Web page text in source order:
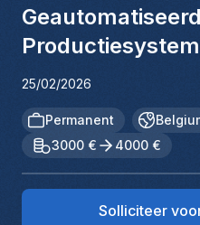
25/02/2026
Permanent
3000 €
4000 €
Solliciteer